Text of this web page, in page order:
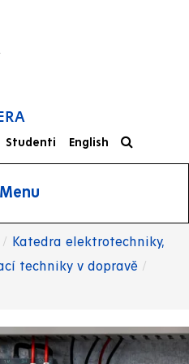
Studenti English
Menu
Katedra elektrotechniky,
techniky v dopravě